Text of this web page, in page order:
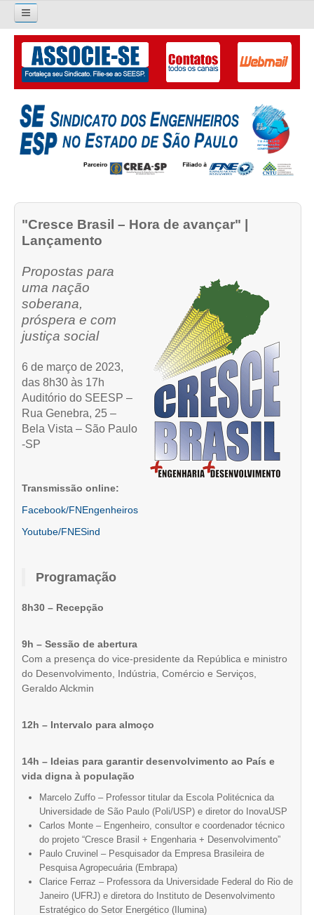
Pesquisar...
O SINDICATO
APRESENTAÇÃO
PALAVRA DO PRESIDENTE
LIVRO GESTÃO 2026-2029
GALERIA EX-PRESIDENTES
ORGANOGRAMA
CRESCE BRASIL
CONSELHO TECNOLÓGICO
HISTÓRICO E ATUAÇÃO
COMPOSIÇÃO
PERSONALIDADES DA TECNOLOGIA
NÚCLEO DA MULHER ENGENHEIRA
CONTRIBUIÇÕES
CONTRIBUIÇÃO ASSISTENCIAL
REVISÃO DE APOSENTADORIA
FGTS EXPURGOS
FGTS CORREÇÃO
LEGISLAÇÃO
LEI 4.950-A/1966 – PISO SALARIAL
LEI 5.194/1966 – REGULAMENTAÇÃO DA PROFISSÃO
"Cresce Brasil – Hora de avançar" |
Lançamento
Propostas para
uma nação
soberana,
próspera e com
justiça social
6 de março de 2023,
das 8h30 às 17h
Auditório do SEESP –
Rua Genebra, 25 –
Bela Vista – São Paulo
-SP
Transmissão online:
Facebook/FNEngenheiros
Youtube/FNESind
Programação
8h30 – Recepção
9h – Sessão de abertura
Com a presença do vice-presidente da República e ministro
do Desenvolvimento, Indústria, Comércio e Serviços,
Geraldo Alckmin
12h – Intervalo para almoço
14h – Ideias para garantir desenvolvimento ao País e
vida digna à população
Marcelo Zuffo – Professor titular da Escola Politécnica da
Universidade de São Paulo (Poli/USP) e diretor do InovaUSP
Carlos Monte – Engenheiro, consultor e coordenador técnico
do projeto “Cresce Brasil + Engenharia + Desenvolvimento”
Paulo Cruvinel – Pesquisador da Empresa Brasileira de
Pesquisa Agropecuária (Embrapa)
Clarice Ferraz – Professora da Universidade Federal do Rio de
Janeiro (UFRJ) e diretora do Instituto de Desenvolvimento
Estratégico do Setor Energético (Ilumina)